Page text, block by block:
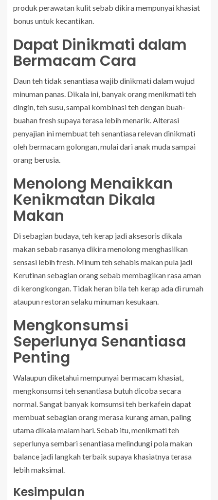
produk perawatan kulit sebab dikira mempunyai khasiat
bonus untuk kecantikan.
Dapat Dinikmati dalam
Bermacam Cara
Daun teh tidak senantiasa wajib dinikmati dalam wujud
minuman panas. Dikala ini, banyak orang menikmati teh
dingin, teh susu, sampai kombinasi teh dengan buah-
buahan fresh supaya terasa lebih menarik. Alterasi
penyajian ini membuat teh senantiasa relevan dinikmati
oleh bermacam golongan, mulai dari anak muda sampai
orang berusia.
Menolong Menaikkan
Kenikmatan Dikala
Makan
Di sebagian budaya, teh kerap jadi aksesoris dikala
makan sebab rasanya dikira menolong menghasilkan
sensasi lebih fresh. Minum teh sehabis makan pula jadi
Kerutinan sebagian orang sebab membagikan rasa aman
di kerongkongan. Tidak heran bila teh kerap ada di rumah
ataupun restoran selaku minuman kesukaan.
Mengkonsumsi
Seperlunya Senantiasa
Penting
Walaupun diketahui mempunyai bermacam khasiat,
mengkonsumsi teh senantiasa butuh dicoba secara
normal. Sangat banyak komsumsi teh berkafein dapat
membuat sebagian orang merasa kurang aman, paling
utama dikala malam hari. Sebab itu, menikmati teh
seperlunya sembari senantiasa melindungi pola makan
balance jadi langkah terbaik supaya khasiatnya terasa
lebih maksimal.
Kesimpulan